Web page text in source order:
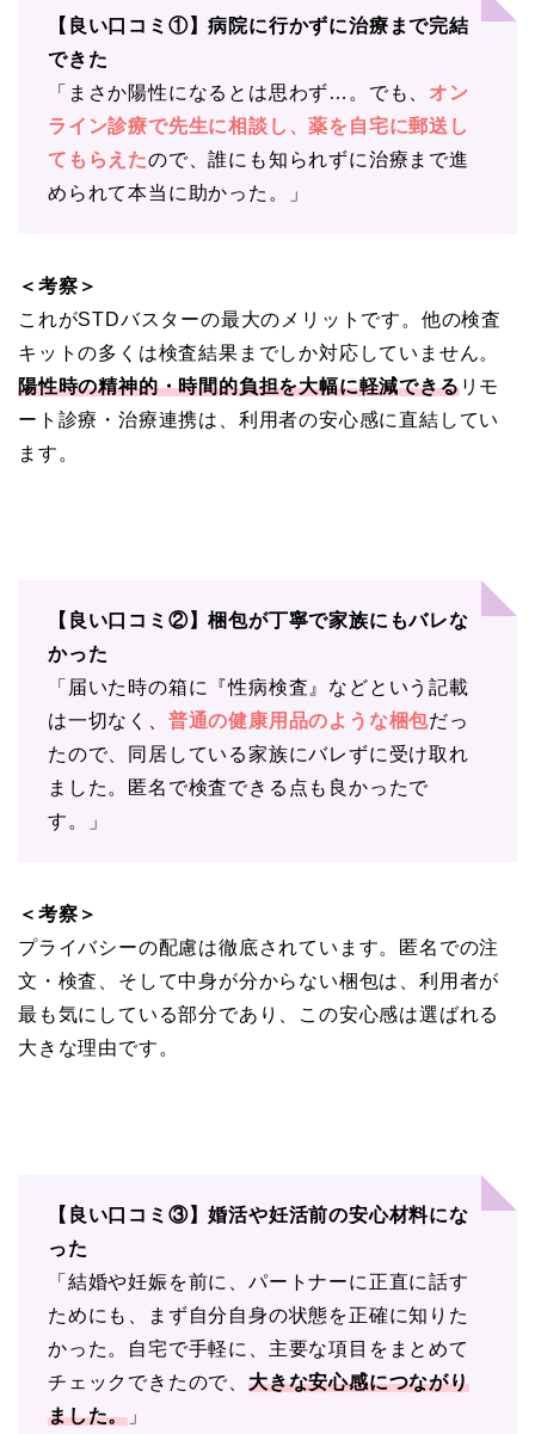
【良い口コミ①】病院に行かずに治療まで完結
できた
「まさか陽性になるとは思わず…。でも、 オン
ライン診療で先生に相談し、薬を自宅に郵送し
てもらえたので、誰にも知られずに治療まで進
められて本当に助かった。」
＜考察＞
これがSTDバスターの最大のメリットです。他の検査
キットの多くは検査結果までしか対応していません。
陽性時の精神的・時間的負担を大幅に軽減できるリモ
ート診療・治療連携は、利用者の安心感に直結してい
ます。
【良い口コミ②】梱包が丁寧で家族にもバレな
かった
「届いた時の箱に『性病検査』などという記載
は一切なく、 普通の健康用品のような梱包だっ
たので、同居している家族にバレずに受け取れ
ました。匿名で検査できる点も良かったで
す。」
＜考察＞
プライバシーの配慮は徹底されています。匿名での注
文・検査、そして中身が分からない梱包は、利用者が
最も気にしている部分であり、この安心感は選ばれる
大きな理由です。
【良い口コミ③】婚活や妊活前の安心材料にな
った
「結婚や妊娠を前に、パートナーに正直に話す
ためにも、まず自分自身の状態を正確に知りた
かった。自宅で手軽に、主要な項目をまとめて
チェックできたので、大きな安心感につながり
ました。 」